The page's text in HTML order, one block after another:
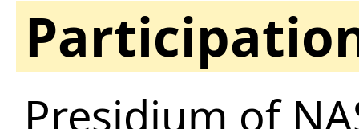
Presidium of